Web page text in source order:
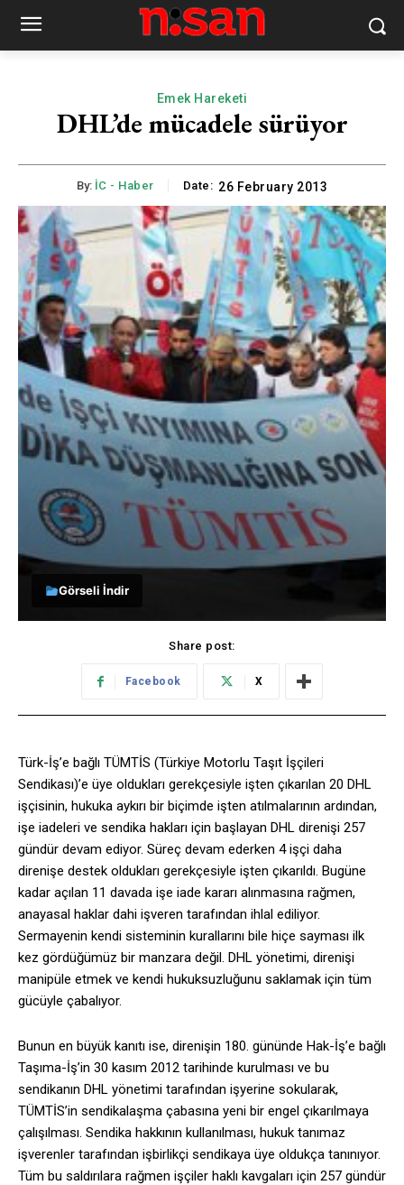
Emek Hareketi
DHL’de mücadele sürüyor
By: İC - Haber Date: 26 February 2013
Görseli İndir
Share post:
Facebook X
Türk-İş’e bağlı TÜMTİS (Türkiye Motorlu Taşıt İşçileri
Sendikası)’e üye oldukları gerekçesiyle işten çıkarılan 20 DHL
işçisinin, hukuka aykırı bir biçimde işten atılmalarının ardından,
işe iadeleri ve sendika hakları için başlayan DHL direnişi 257
gündür devam ediyor. Süreç devam ederken 4 işçi daha
direnişe destek oldukları gerekçesiyle işten çıkarıldı. Bugüne
kadar açılan 11 davada işe iade kararı alınmasına rağmen,
anayasal haklar dahi işveren tarafından ihlal ediliyor.
Sermayenin kendi sisteminin kurallarını bile hiçe sayması ilk
kez gördüğümüz bir manzara değil. DHL yönetimi, direnişi
manipüle etmek ve kendi hukuksuzluğunu saklamak için tüm
gücüyle çabalıyor.
Bunun en büyük kanıtı ise, direnişin 180. gününde Hak-İş’e bağlı
Taşıma-İş’in 30 kasım 2012 tarihinde kurulması ve bu
sendikanın DHL yönetimi tarafından işyerine sokularak,
TÜMTİS’in sendikalaşma çabasına yeni bir engel çıkarılmaya
çalışılması. Sendika hakkının kullanılması, hukuk tanımaz
işverenler tarafından işbirlikçi sendikaya üye oldukça tanınıyor.
Tüm bu saldırılara rağmen işçiler haklı kavgaları için 257 gündür